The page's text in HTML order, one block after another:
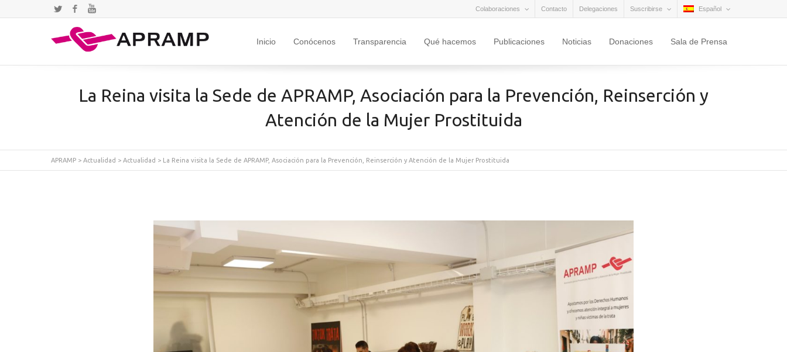
Suscribirse Español
Colaboraciones Contacto Delegaciones
TwitterFacebook
Inicio Conócenos Transparencia Qué hacemos Publicaciones Noticias Donaciones Sala de Prensa
La Reina visita la Sede de APRAMP, Asociación para la Prevención, Reinserción y
Atención de la Mujer Prostituida
APRAMP > Actualidad > Actualidad > La Reina visita la Sede de APRAMP, Asociación para la Prevención, Reinserción y Atención de la Mujer Prostituida